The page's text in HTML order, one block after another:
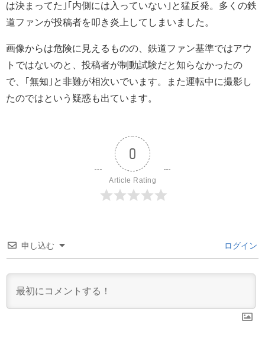
は決まってた｣｢内側には入っていない｣と猛反発。多くの鉄
道ファンが投稿者を叩き炎上してしまいました。
画像からは危険に見えるものの、鉄道ファン基準ではアウ
トではないのと、投稿者が制動試験だと知らなかったの
で、｢無知｣と非難が相次いでいます。また運転中に撮影し
たのではという疑惑も出ています。
0
Article Rating
申し込む ログイン